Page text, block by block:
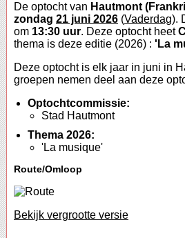
De optocht van Hautmont
zondag 21 juni 2026 (Vaderdag).
om 13:30 uur. Deze optocht heet
thema is deze editie (2026) : 'La
Deze optocht is elk jaar in juni in
groepen nemen deel aan deze
Optochtcommissie:
Stad Hautmont
Thema 2026:
'La musique'
Route/Omloop
Bekijk vergrootte versie